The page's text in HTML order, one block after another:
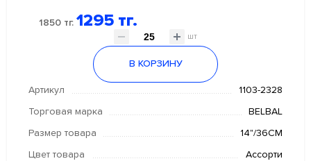
1850 тг. 1295 тг.
шт
В КОРЗИНУ
Артикул 1103-2328
Торговая марка BELBAL
Размер товара 14"/36СМ
Цвет товара Ассорти